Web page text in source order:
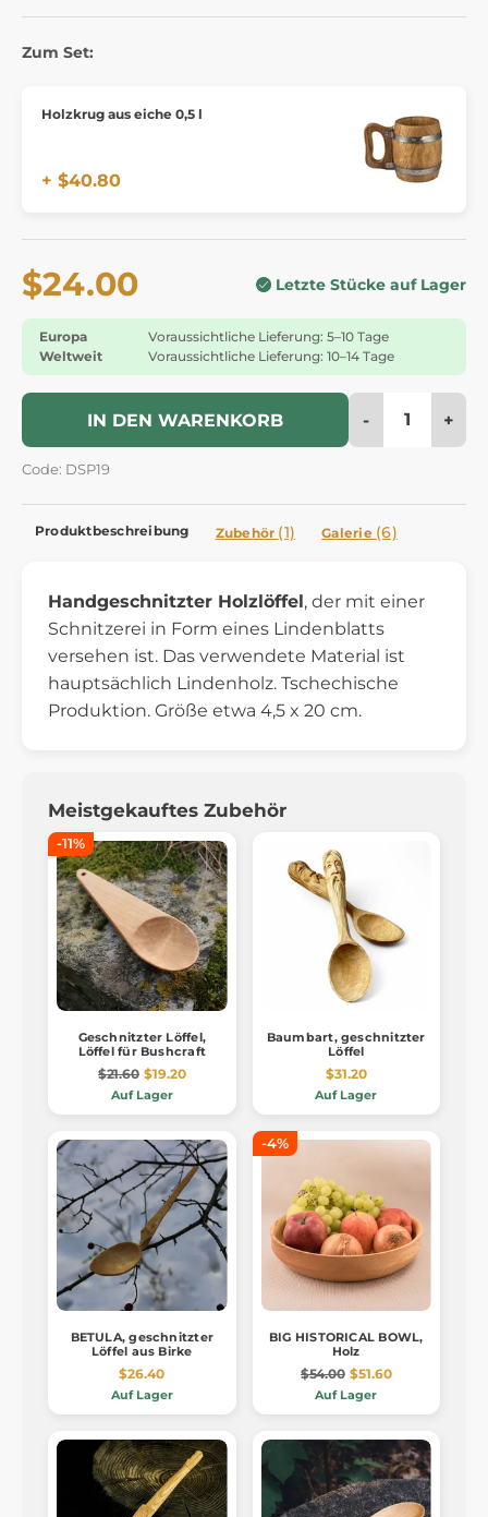
Zum Set:
Holzkrug aus eiche 0,5 l
+ $40.80
$24.00 Letzte Stücke auf Lager
Europa
Voraussichtliche Lieferung: 5–10 Tage
Weltweit
Voraussichtliche Lieferung: 10–14 Tage
IN DEN WARENKORB - +
Code: DSP19
Produktbeschreibung Zubehör (1) Galerie (6)
Handgeschnitzter Holzlöffel, der mit einer
Schnitzerei in Form eines Lindenblatts
versehen ist. Das verwendete Material ist
hauptsächlich Lindenholz. Tschechische
Produktion. Größe etwa 4,5 x 20 cm.
Meistgekauftes Zubehör
-11%
Geschnitzter Löffel,
Löffel für Bushcraft
$21.60 $19.20
Auf Lager
Baumbart, geschnitzter
Löffel
$31.20
Auf Lager
BETULA, geschnitzter
Löffel aus Birke
$26.40
Auf Lager
-4%
BIG HISTORICAL BOWL,
Holz
$54.00 $51.60
Auf Lager